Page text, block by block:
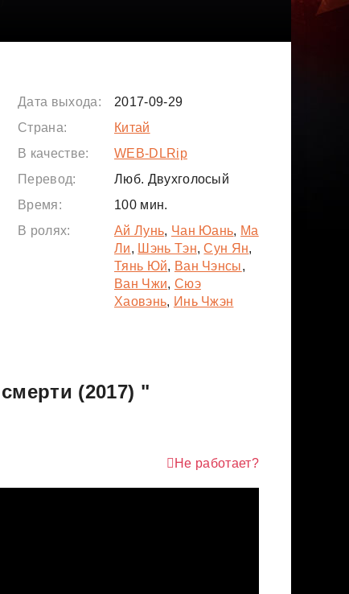
Дата выхода:
2017-09-29
Страна:
Китай
В качестве:
WEB-DLRip
Перевод:
Люб. Двухголосый
Время:
100 мин.
В ролях:
Ай Лунь, Чан Юань, Ма
Ли, Шэнь Тэн,Сун Ян,
Тянь Юй, Ван Чэнсы,
Ван Чжи, Сюэ
Хаовэнь, Инь Чжэн
(2017) "
Не работает?